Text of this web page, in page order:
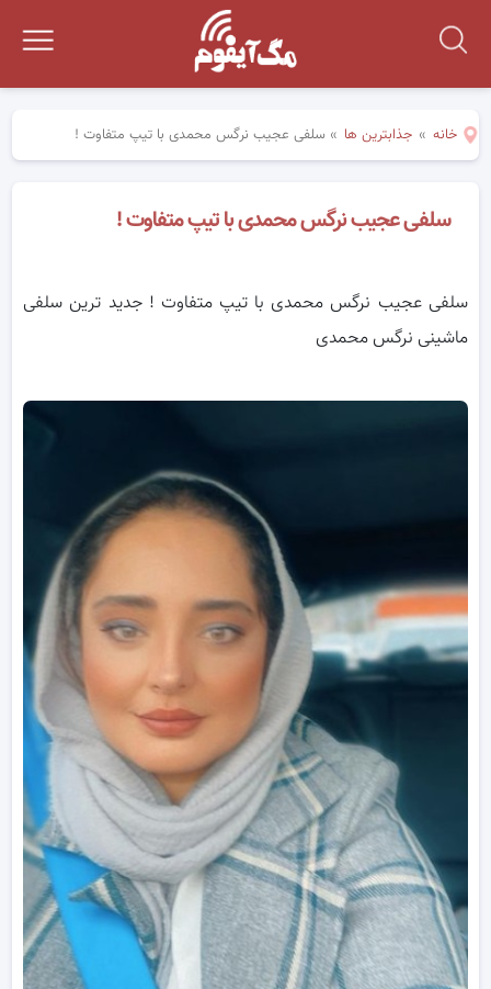
خانه » جذابترین ها »سلفی عجیب نرگس محمدی با تیپ متفاوت !
سلفی عجیب نرگس محمدی با تیپ متفاوت !
سلفی عجیب نرگس محمدی با تیپ متفاوت ! جدید ترین سلفی
ماشینی نرگس محمدی